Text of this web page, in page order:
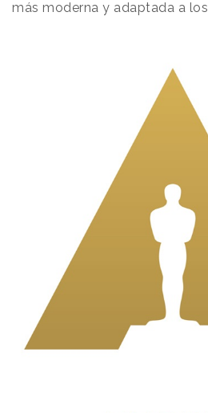
más moderna y adaptada a